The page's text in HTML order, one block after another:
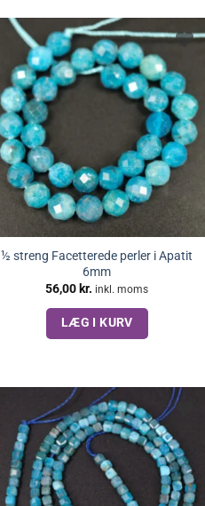
½ streng Facetterede perler i Apatit
6mm
56,00 kr. inkl. moms
LÆG I KURV